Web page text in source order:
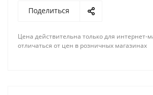
Поделиться
Цена действительна только для интернет-
отличаться от цен в розничных магазинах